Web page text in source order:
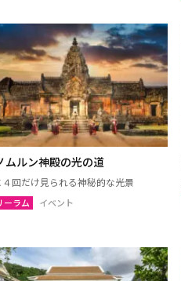
ブンカーン
マハーサーラカーム
シーサケート
チャイヤプーム
トラート
サケーオ
ムルン神殿の光の道
回だけ見られる神秘的な光景
ーラム イベント